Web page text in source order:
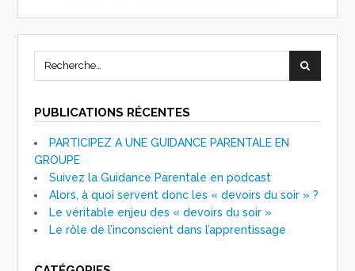
PUBLICATIONS RÉCENTES
PARTICIPEZ A UNE GUIDANCE PARENTALE EN
GROUPE
Suivez la Guidance Parentale en podcast
Alors, à quoi servent donc les « devoirs du soir » ?
Le véritable enjeu des « devoirs du soir »
Le rôle de l’inconscient dans l’apprentissage